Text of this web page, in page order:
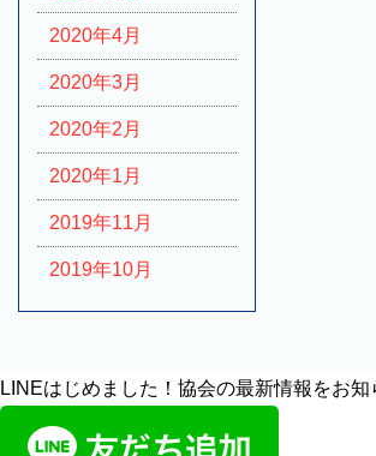
2020年4月
2020年3月
2020年2月
2020年1月
2019年11月
2019年10月
LINEはじめました！協会の最新情報をお知